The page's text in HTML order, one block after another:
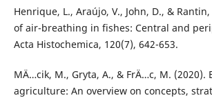
Henrique, L., Araújo, V., John, D., &
of air-breathing in fishes: Central and
Acta Histochemica, 120(7), 642-653.
MÄ…cik, M., Gryta, A., & FrÄ…c, M. (2020).
agriculture: An overview on concepts,